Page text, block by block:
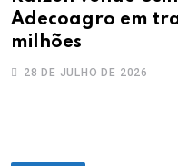
Adecoagro em
milhões
28 DE JULHO DE 2026